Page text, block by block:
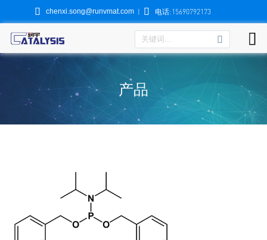
 chenxi.song@runvmat.com |  电话:15690792173

产品